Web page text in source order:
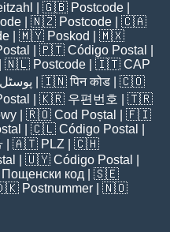
| 🇬🇧 Postcode
| 🇳🇿 Postcode | 🇨🇦
| 🇲🇾 Poskod
| 🇲🇽
| 🇵🇹 Código Postal
| 🇳🇱 Postcode | 🇮🇹 CAP
| 🇮🇳पिन कोड | 🇨🇴
| 🇰🇷 우편번호
| 🇹🇷
| 🇷🇴 Cod Poștal
| 🇫🇮
| 🇨🇱 Código Postal
| 🇦🇹 PLZ | 🇨🇭
| 🇺🇾 Código Postal
Пощенски код | 🇸🇪
Postnummer | 🇳🇴